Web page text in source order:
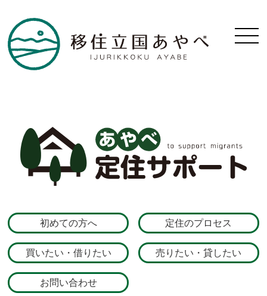
初めての方へ 定住のプロセス
買いたい・借りたい 売りたい・貸したい
お問い合わせ